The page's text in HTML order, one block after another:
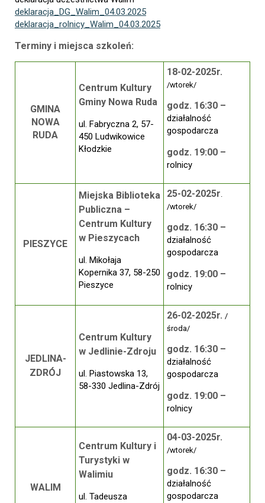
deklaracja_DG_Walim_04.03.2025
deklaracja_rolnicy_Walim_04.03.2025
Terminy i miejsca szkoleń:
GMINA
NOWA
RUDA
Centrum Kultury
Gminy Nowa Ruda
ul. Fabryczna 2, 57-
450 Ludwikowice
Kłodzkie
18-02-2025r.
/wtorek/
godz. 16:30 –
działalność
gospodarcza
godz. 19:00 –
rolnicy
PIESZYCE
Miejska Biblioteka
Publiczna –
Centrum Kultury
w Pieszycach
ul. Mikołaja
Kopernika 37, 58-250
Pieszyce
25-02-2025r.
/wtorek/
godz. 16:30 –
działalność
gospodarcza
godz. 19:00 –
rolnicy
JEDLINA-
ZDRÓJ
Centrum Kultury
w Jedlinie-Zdroju
ul. Piastowska 13,
58-330 Jedlina-Zdrój
26-02-2025r. /
środa/
godz. 16:30 –
działalność
gospodarcza
godz. 19:00 –
rolnicy
WALIM
Centrum Kultury i
Turystyki w
Walimiu
ul. Tadeusza
04-03-2025r.
/wtorek/
godz. 16:30 –
działalność
gospodarcza